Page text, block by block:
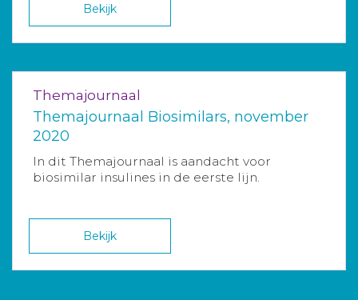
Bekijk
Themajournaal
Themajournaal Biosimilars, november
2020
In dit Themajournaal is aandacht voor
biosimilar insulines in de eerste lijn.
Bekijk